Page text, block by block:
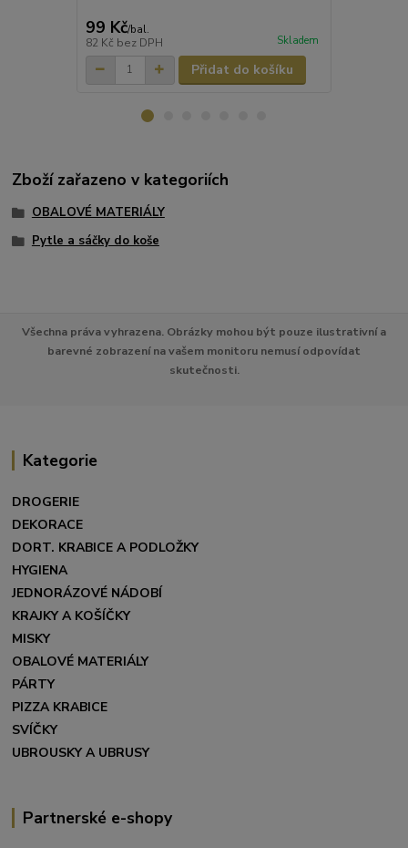
99 Kč/bal.
82 Kč bez DPH Skladem
Přidat do košíku
Zboží zařazeno v kategoriích
OBALOVÉ MATERIÁLY
Pytle a sáčky do koše
Všechna práva vyhrazena. Obrázky mohou být pouze ilustrativní a
barevné zobrazení na vašem monitoru nemusí odpovídat
skutečnosti.
Kategorie
DROGERIE
DEKORACE
DORT. KRABICE A PODLOŽKY
HYGIENA
JEDNORÁZOVÉ NÁDOBÍ
KRAJKY A KOŠÍČKY
MISKY
OBALOVÉ MATERIÁLY
PÁRTY
PIZZA KRABICE
SVÍČKY
UBROUSKY A UBRUSY
Partnerské e-shopy